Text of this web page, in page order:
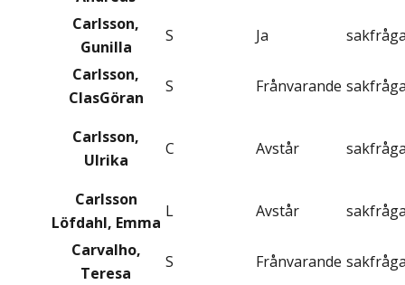
Carlsson,
Gunilla
S Ja
Carlsson,
ClasGöran
S Frånvarande
Carlsson,
Ulrika
C Avstår
Carlsson
Löfdahl, Emma
L Avstår
Carvalho,
Teresa
S Frånvarande